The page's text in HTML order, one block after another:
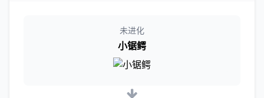
未进化
小锯鳄